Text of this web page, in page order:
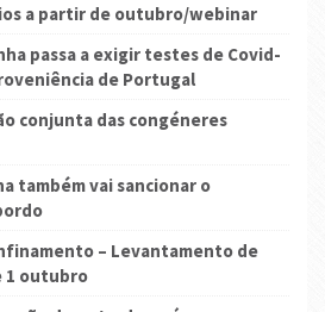
a partir de outubro/webinar
passa a exigir testes de Covid-
de Portugal
conjunta das congéneres
também vai sancionar o
– Levantamento de
1 outubro